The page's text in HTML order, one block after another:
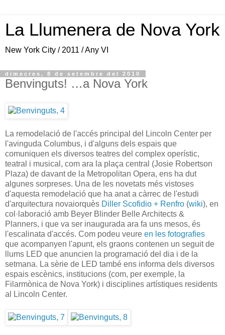
La Llumenera de Nova York
New York City / 2011 / Any VI
dimecres, 8 de setembre del 2010
Benvinguts! …a Nova York
La remodelació de l'accés principal del Lincoln Center per
l'avinguda Columbus, i d'alguns dels espais que
comuniquen els diversos teatres del complex operístic,
teatral i musical, com ara la plaça central (Josie Robertson
Plaza) de davant de la Metropolitan Opera, ens ha dut
algunes sorpreses. Una de les novetats més vistoses
d'aquesta remodelació que ha anat a càrrec de l'estudi
d'arquitectura novaiorquès Diller Scofidio + Renfro (wiki), en
col·laboració amb Beyer Blinder Belle Architects &
Planners, i que va ser inaugurada ara fa uns mesos, és
l'escalinata d'accés. Com podeu veure en les fotografies
que acompanyen l'apunt, els graons contenen un seguit de
llums LED que anuncien la programació del dia i de la
setmana. La sèrie de LED també ens informa dels diversos
espais escènics, institucions (com, per exemple, la
Filarmònica de Nova York) i disciplines artístiques residents
al Lincoln Center.